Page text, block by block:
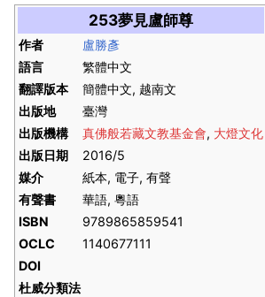
253夢見盧師尊
作者
盧勝彥
語言
繁體中文
翻譯版本
簡體中文, 越南文
出版地
臺灣
出版機構
真佛般若藏文教基金會, 大燈文化
出版日期
2016/5
媒介
紙本, 電子, 有聲
有聲書
華語, 粵語
ISBN
9789865859541
OCLC
1140677111
DOI
杜威分類法